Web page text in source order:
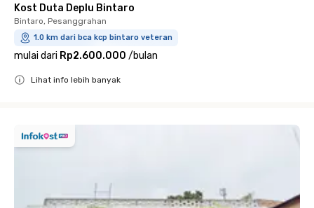
Kost Duta Deplu Bintaro
Bintaro, Pesanggrahan
1.0 km dari bca kcp bintaro veteran
mulai dari Rp2.600.000 /bulan
Lihat info lebih banyak